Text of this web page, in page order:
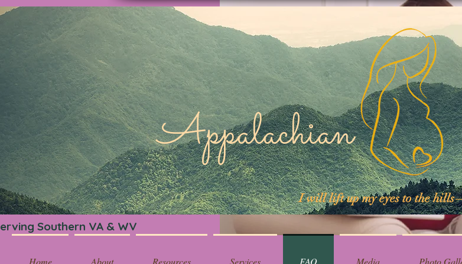
Appalachian
I will lift up my eyes to the
Southern VA & WV
Home About Resources Services FAQ Media Photo